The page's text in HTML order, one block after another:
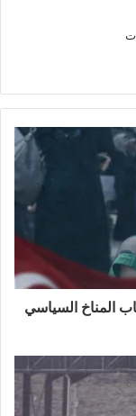
المناخ السياسي